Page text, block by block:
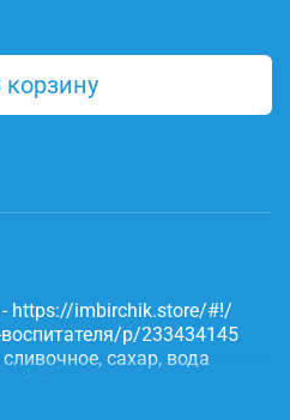
корзину
- https://imbirchik.store/#!/
p/233434145
сахар, вода
корица, сода,